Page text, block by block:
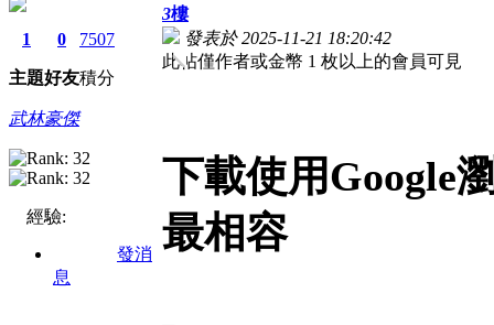
1
主題
0
好友
7507
積分
武林豪傑
經驗:
發消
息
3樓
發表於 2025-11-21 18:20:42
此帖僅作者或金幣 1 枚以上的會員可見
下載使用Google
最相容